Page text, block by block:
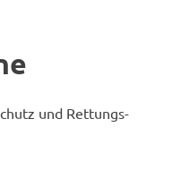
und Ret­tungs­